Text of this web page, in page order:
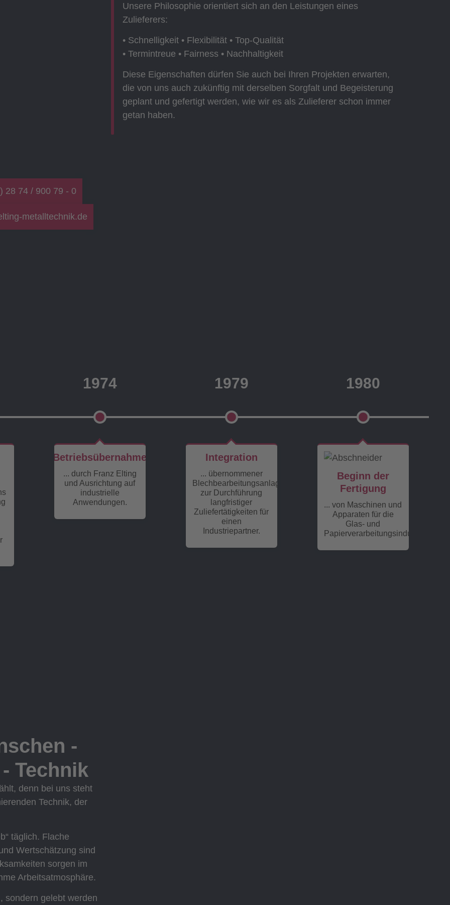
Unsere Philosophie orientiert sich an den Leistungen eines
Zulieferers:
• Schnelligkeit • Flexibilität • Top-Qualität
• Termintreue • Fairness • Nachhaltigkeit
Diese Eigenschaften dürfen Sie auch bei Ihren Projekten erwarten,
die von uns auch zukünftig mit derselben Sorgfalt und Begeisterung
geplant und gefertigt werden, wie wir es als Zulieferer schon immer
getan haben.
1974
Betriebsübernahme
... durch Franz Elting
und Ausrichtung auf
industrielle
Anwendungen.
1979
Integration
... übernommener
Blechbearbeitungsanlagen
zur Durchführung
langfristiger
Zuliefertätigkeiten für
einen
Industriepartner.
1980
Beginn der
Fertigung
... von Maschinen und
Apparaten für die
Glas- und
Papierverarbeitungsindustrie.
-
Technik​
denn bei uns steht
Technik, der
täglich. Flache
Wertschätzung sind
sorgen im
Arbeitsatmosphäre.
sondern gelebt werden
28 74 / 900 79 - 0
metalltechnik.de